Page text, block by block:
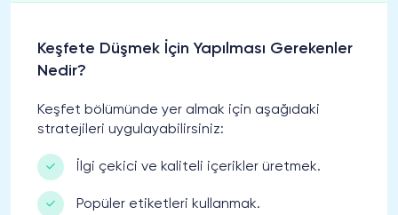
Keşfete Düşmek İçin Yapılması Gerekenler
Nedir?
Keşfet bölümünde yer almak için aşağıdaki
stratejileri uygulayabilirsiniz:
İlgi çekici ve kaliteli içerikler üretmek.
Popüler etiketleri kullanmak.